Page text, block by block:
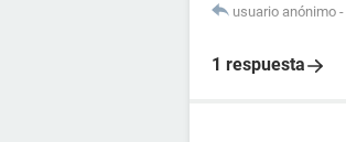
usuario anónimo -
1 respuesta